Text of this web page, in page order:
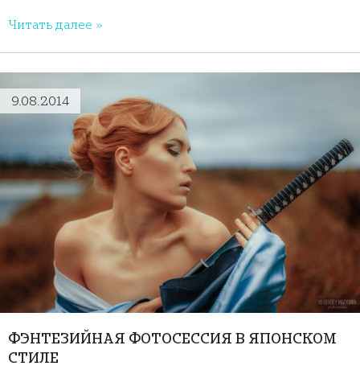
Читать далее »
9.08.2014
ФЭНТЕЗИЙНАЯ ФОТОСЕССИЯ В ЯПОНСКОМ
СТИЛЕ